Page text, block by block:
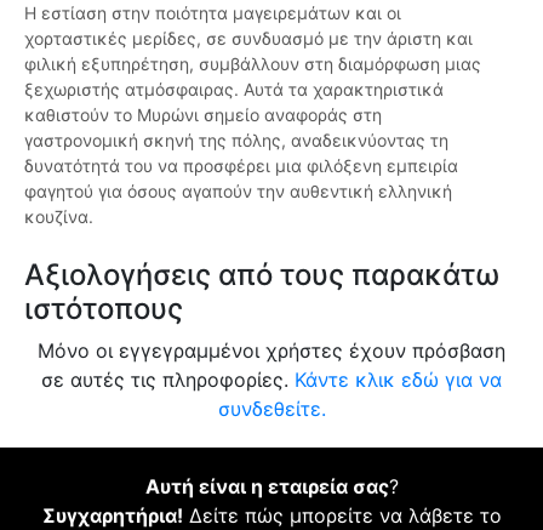
Η εστίαση στην ποιότητα μαγειρεμάτων και οι
χορταστικές μερίδες, σε συνδυασμό με την άριστη και
φιλική εξυπηρέτηση, συμβάλλουν στη διαμόρφωση μιας
ξεχωριστής ατμόσφαιρας. Αυτά τα χαρακτηριστικά
καθιστούν το Μυρώνι σημείο αναφοράς στη
γαστρονομική σκηνή της πόλης, αναδεικνύοντας τη
δυνατότητά του να προσφέρει μια φιλόξενη εμπειρία
φαγητού για όσους αγαπούν την αυθεντική ελληνική
κουζίνα.
Αξιολογήσεις από τους παρακάτω
ιστότοπους
Μόνο οι εγγεγραμμένοι χρήστες έχουν πρόσβαση
σε αυτές τις πληροφορίες. Κάντε κλικ εδώ για να
συνδεθείτε.
Αυτή είναι η εταιρεία σας?
Συγχαρητήρια! Δείτε πώς μπορείτε να λάβετε το